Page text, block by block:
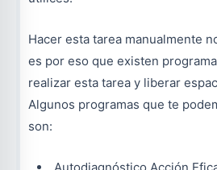
Hacer esta tarea manualmente
es por eso que existen
realizar esta tarea y liberar
Algunos programas que te
son: